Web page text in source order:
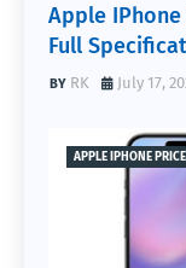
Apple
Full
RK July 17,
APPLE IPHONE